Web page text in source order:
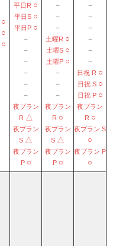
○
○
○
平日R ○
平日S ○
平日P ○
－
－
－
－
－
－
夜プラン
R △
夜プラン
S △
夜プラン
P ○
－
－
－
土曜R ○
土曜S ○
土曜P ○
－
－
－
夜プラン
R ○
夜プラン
S △
夜プラン
P ○
－
－
－
－
－
－
日祝 R ○
日祝 S ○
日祝 P ○
夜プラン
R ○
夜プラン S
○
夜プラン P
○